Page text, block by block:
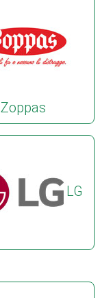
Zoppas
LG